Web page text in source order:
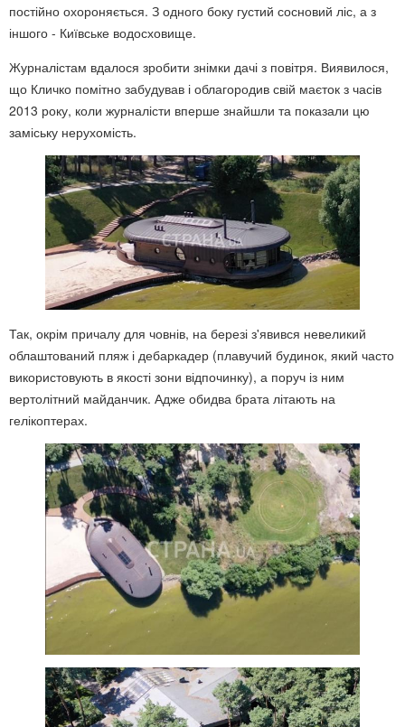
постійно охороняється. З одного боку густий сосновий ліс, а з
іншого - Київське водосховище.
Журналістам вдалося зробити знімки дачі з повітря. Виявилося,
що Кличко помітно забудував і облагородив свій маєток з часів
2013 року, коли журналісти вперше знайшли та показали цю
заміську нерухомість.
Так, окрім причалу для човнів, на березі з'явився невеликий
облаштований пляж і дебаркадер (плавучий будинок, який часто
використовують в якості зони відпочинку), а поруч із ним
вертолітний майданчик. Адже обидва брата літають на
гелікоптерах.